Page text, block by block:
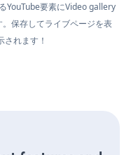
YouTube要素にVideo gallery
保存してライブページを表
れます！